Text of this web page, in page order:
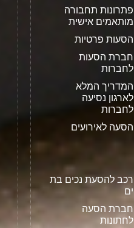
פתרונות תחבורה
מותאמים אישית
הסעות פרטיות
חברת הסעות
לחברות
המדריך המלא
לארגון נסיעה
לחברות
הסעה לאירועים
רכב להסעת נכים בת
ים
חברת הסעה
לחתונות